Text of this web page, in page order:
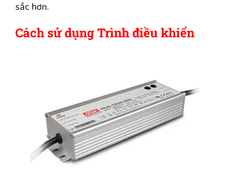
sắc hơn.
Cách sử dụng Trình điều khiển